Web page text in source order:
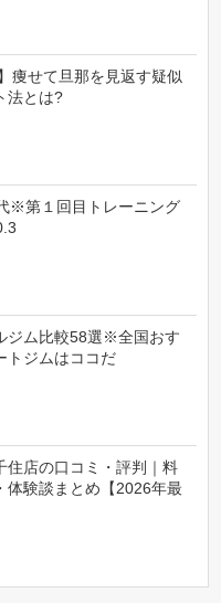
痩せて旦那を見返す疑似
法とは?
※第１回目トレーニング
ジム比較58選※全国おす
トジムはココだ
住店の口コミ・評判｜料
体験談まとめ【2026年最